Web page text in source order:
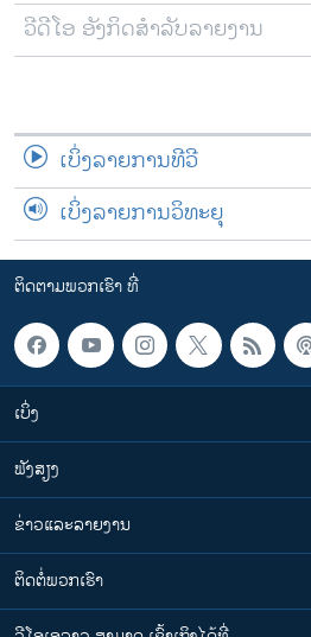
ວີດີໂອ ອັງກິດສຳລັບລາຍງານ
ເບິ່ງລາຍການທີວີ
ເບິ່ງລາຍການວິທະຍຸ
ຕິດຕາມພວກເຮົາ ທີ່
ເບິ່ງ
ຟັງສຽງ
ຂ່າວແລະລາຍງານ
ຕິດຕໍ່ພວກເຮົາ